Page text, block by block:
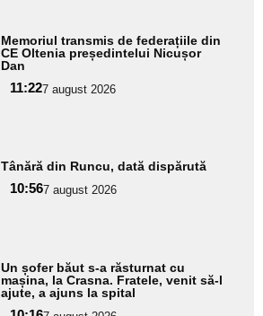
Memoriul transmis de federațiile din
CE Oltenia președintelui Nicușor
Dan
11:227 august 2026
Tânără din Runcu, dată dispărută
10:567 august 2026
Un șofer băut s-a răsturnat cu
mașina, la Crasna. Fratele, venit să-l
ajute, a ajuns la spital